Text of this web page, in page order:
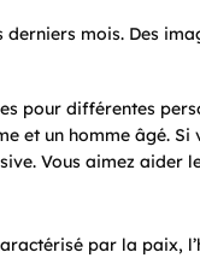
mois. Des
pour différentes
et un homme âgé. Si
Vous aimez aider
par la paix,